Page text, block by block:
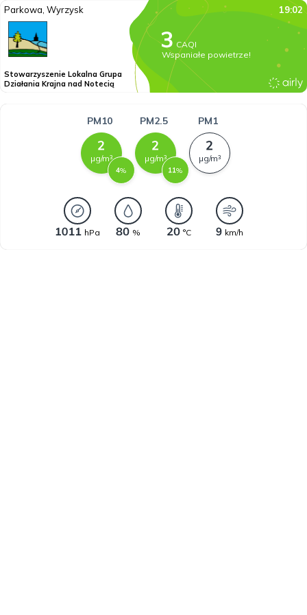
Parkowa, Wyrzysk 19:02
CAQI
Wspaniałe powietrze!
Stowarzyszenie Lokalna Grupa
Działania Krajna nad Notecią
PM10
µg/m³
%
PM2.5
µg/m³
%
PM1
µg/m³
hPa % °C km/h